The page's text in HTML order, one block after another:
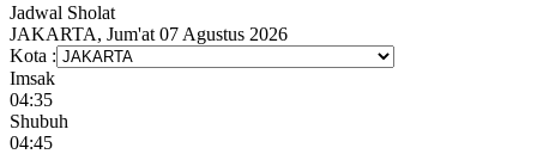
Jadwal Sholat
JAKARTA, Jum'at 07 Agustus 2026
Kota :
Imsak
04:35
Shubuh
04:45